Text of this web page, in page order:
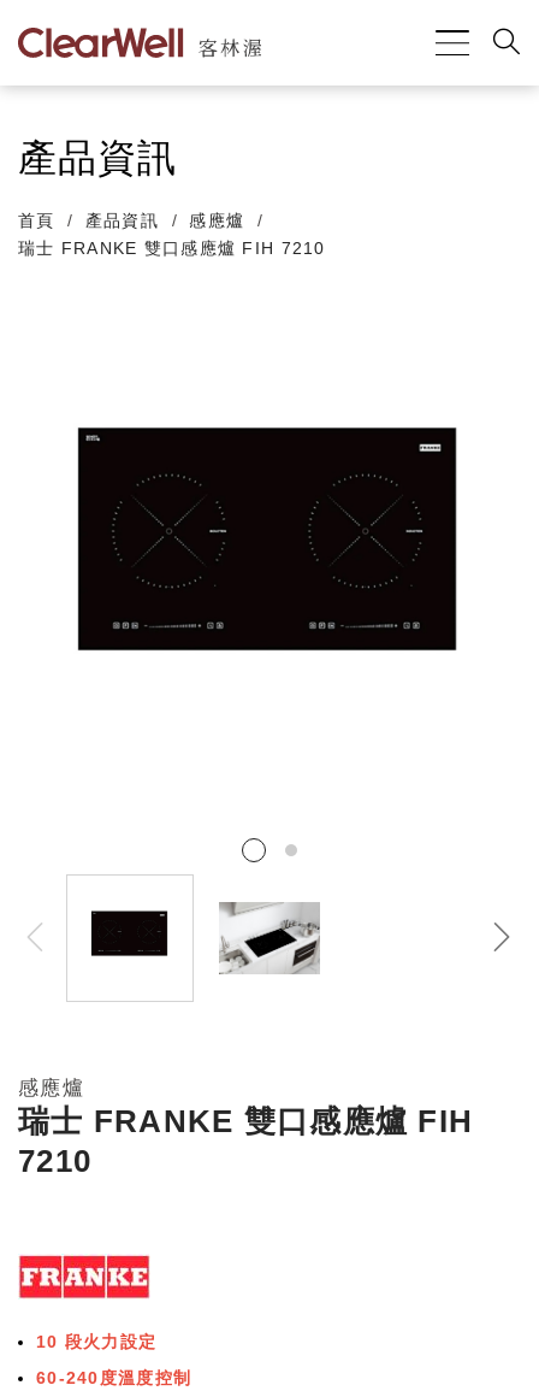
產品資訊
首頁 產品資訊
感應爐
瑞士 FRANKE 雙口感應爐 FIH 7210
感應爐
瑞士 FRANKE 雙口感應爐 FIH
7210
10 段火力設定
60-240度溫度控制